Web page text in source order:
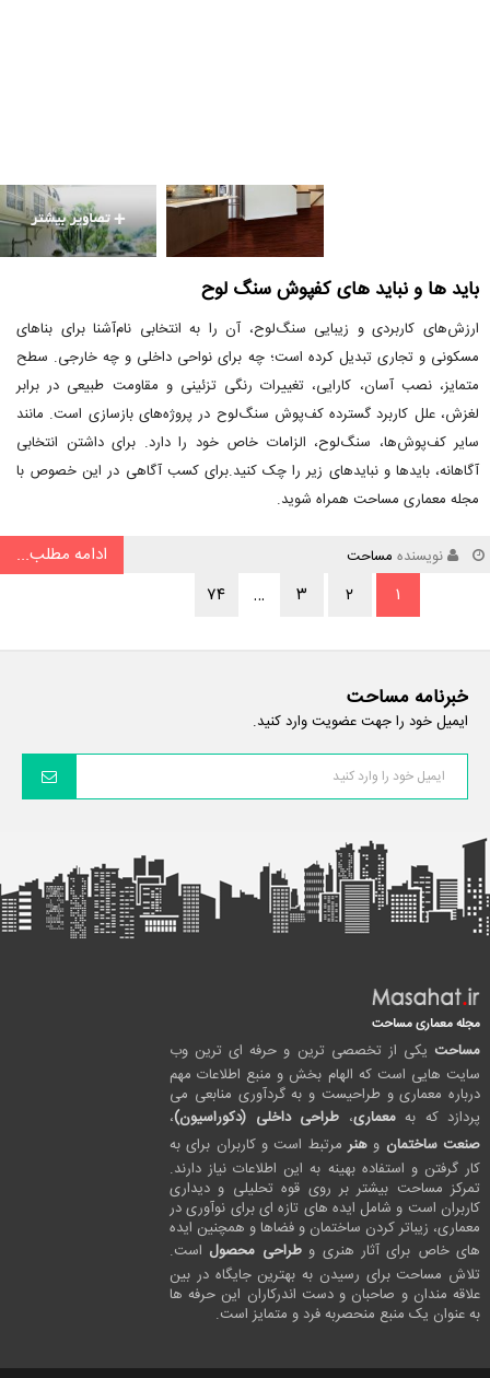
باید ها و نباید های کفپوش سنگ ‌لوح
ارزش‌های کاربردی و زیبایی سنگ‌لوح، آن را به انتخابی نام‌آشنا برای بناهای
مسکونی و تجاری تبدیل کرده است؛ چه برای نواحی داخلی و چه خارجی. سطح
متمایز، نصب آسان، کارایی، تغییرات رنگی تزئینی و مقاومت طبیعی در برابر
لغزش، علل کاربرد گسترده کف‌پوش سنگ‌لوح در پروژه‌های بازسازی است. مانند
سایر کف‌پوش‌ها، سنگ‌لوح، الزامات خاص خود را دارد. برای داشتن انتخابی
آگاهانه، بایدها و نبایدهای زیر را چک کنید.برای کسب آگاهی در این خصوص با
مجله معماری مساحت همراه شوید.
نویسنده مساحت
ادامه مطلب...
۱
۲ ۳ … ۷۴
خبرنامه مساحت
ایمیل خود را جهت عضویت وارد کنید.
مجله معماری مساحت
مساحت یکی از تخصصی ترین و حرفه ای ترین وب
سایت هایی است که الهام بخش و منبع اطلاعات مهم
درباره معماری و طراحیست و به گردآوری منابعی می
پردازد که بهمعماری، طراحی داخلی (دکوراسیون)،
صنعت ساختمان و هنرمرتبط است و کاربران برای به
کار گرفتن و استفاده بهینه به این اطلاعات نیاز دارند.
تمرکز مساحت بیشتر بر روی قوه تحلیلی و دیداری
کاربران است و شامل ایده های تازه ای برای نوآوری در
معماری، زیباتر کردن ساختمان و فضاها و همچنین ایده
های خاص برای آثار هنری وطراحی محصول است.
تلاش مساحت برای رسیدن به بهترین جایگاه در بین
علاقه مندان و صاحبان و دست اندرکاران این حرفه ها
به عنوان یک منبع منحصربه فرد و متمایز است.